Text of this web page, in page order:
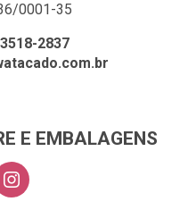
0001-35
2837
E EMBALAGENS